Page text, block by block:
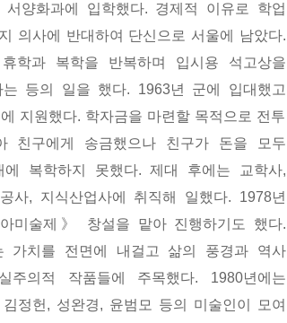
서양화과에 입학했다. 경제적 이유로 학업
의사에 반대하여 단신으로 서울에 남았다.
학과 복학을 반복하며 입시용 석고상을
는 등의 일을 했다. 1963년 군에 입대했고
지원했다. 학자금을 마련할 목적으로 전투
친구에게 송금했으나 친구가 돈을 모두
에 복학하지 못했다.제대 후에는 교학사,
사, 지식산업사에 취직해 일했다. 1978년
미술제》 창설을 맡아 진행하기도 했다.
가치를 전면에 내걸고 삶의 풍경과 역사
주의적 작품들에 주목했다. 1980년에는
김정헌 , 성완경, 윤범모 등의 미술인이 모여